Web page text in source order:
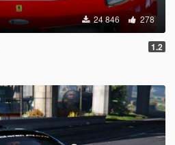
24 846 278
1.2